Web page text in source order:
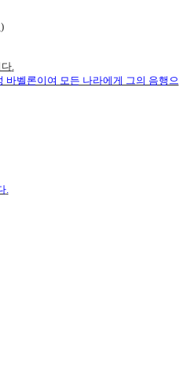
)
.
바벨론이여 모든 나라에게 그의 음행으
.